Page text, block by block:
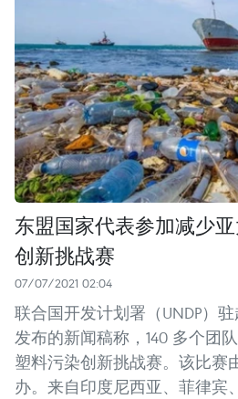
东盟国家代表参加减少
创新挑战赛
07/07/2021 02:04
联合国开发计划署（UNDP）
发布的新闻稿称，140 多个团
塑料污染创新挑战赛。该比赛
办。来自印度尼西亚、菲律宾